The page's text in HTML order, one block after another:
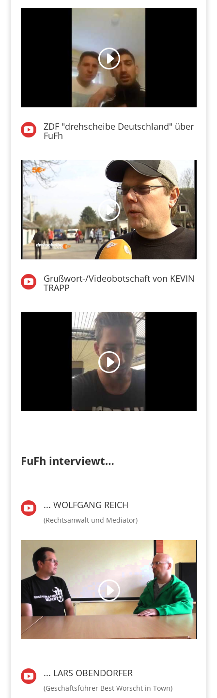
 ZDF "drehscheibe Deutschland" über
FuFh
 Grußwort-/Videobotschaft von KEVIN
TRAPP
FuFh interviewt…
 ... WOLFGANG REICH
(Rechtsanwalt und Mediator)
 ... LARS OBENDORFER
(Geschäftsführer Best Worscht in Town)